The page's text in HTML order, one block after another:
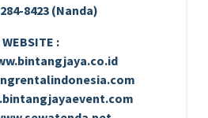
8423 (Nanda)
WEBSITE :